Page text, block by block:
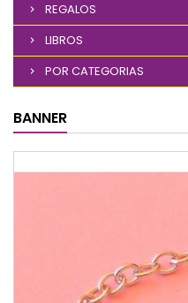
REGALOS
LIBROS
POR CATEGORIAS
BANNER